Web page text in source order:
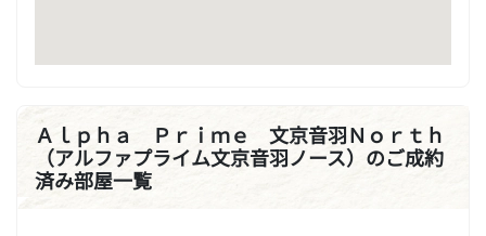
Ａｌｐｈａ Ｐｒｉｍｅ 文京音羽Ｎｏｒｔｈ
（アルファプライム文京音羽ノース）のご成約
済み部屋一覧